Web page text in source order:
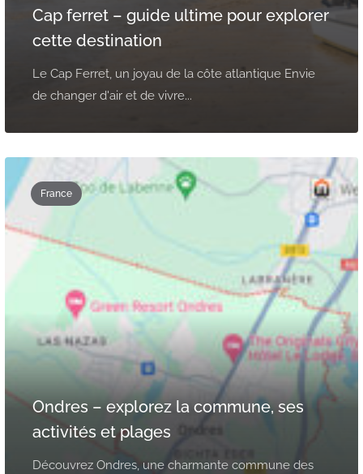
Cap ferret – guide ultime pour explorer
cette destination
Le Cap Ferret, un joyau de la côte atlantique Envie
de changer d'air et de vivre...
France
Ondres – explorez la commune, ses
activités et plages
Découvrez Ondres, une charmante commune des